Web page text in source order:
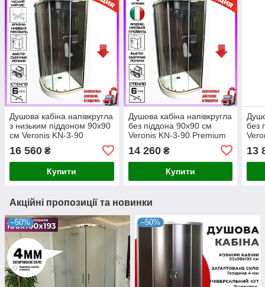
Душова кабіна напівкругла
з низьким піддоном 90х90
см Veronis KN-3-90
16 560 ₴
Купити
Душова кабіна напівкругла
без піддона 90х90 см
Veronis KN-3-90 Premium
14 260₴
Купити
без
13
Акційні пропозиції та новинки
–50% –50%